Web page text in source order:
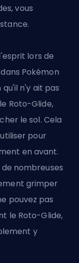
vous
lors de
Pokémon
qu'il n'y ait pas
Roto-Glide,
le sol. Cela
pour
en avant.
nombreuses
grimper
pouvez pas
le Roto-Glide,
y